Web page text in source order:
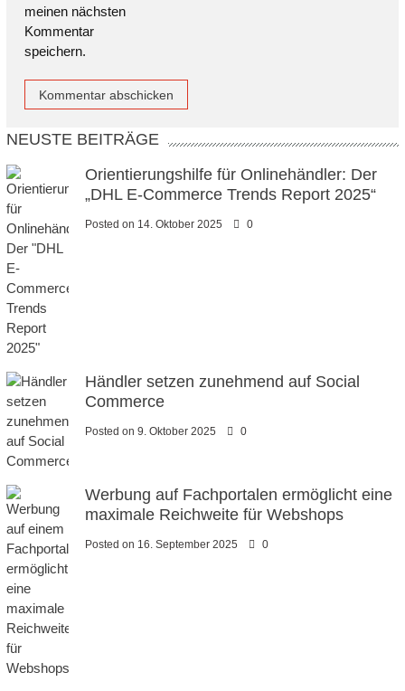
meinen nächsten
Kommentar
speichern.
NEUSTE BEITRÄGE
Orientierungshilfe für Onlinehändler: Der
„DHL E-Commerce Trends Report 2025“
Posted on 14. Oktober 2025 0
Händler setzen zunehmend auf Social
Commerce
Posted on 9. Oktober 2025 0
Werbung auf Fachportalen ermöglicht eine
maximale Reichweite für Webshops
Posted on 16. September 2025 0